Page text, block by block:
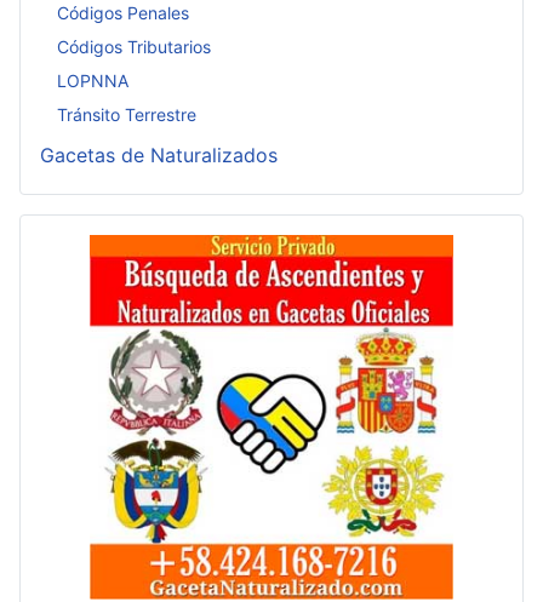
Códigos Penales
Códigos Tributarios
LOPNNA
Tránsito Terrestre
Gacetas de Naturalizados